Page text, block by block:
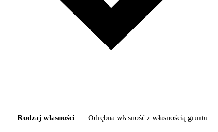
Rodzaj własności Odrębna własność z własnością gruntu